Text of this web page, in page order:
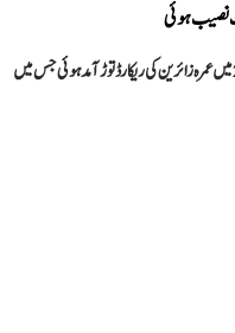
ڈاکٹر توفیق الربیعہ (سعودی وزیر حج و عمرہ) کا کہنا ہے کہ 2023 میں عمرہ زائرین کی ریکارڈ توڑ آمد ہوئی جس میں